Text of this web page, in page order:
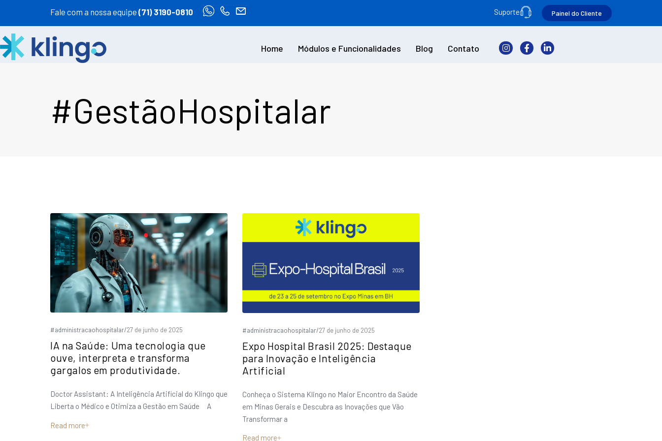
Fale com a nossa equipe (71) 3190-0810 Painel do Cliente
Suporte
Home Módulos e Funcionalidades Blog Contato
#GestãoHospitalar
#administracaohospitalar/27 de junho de 2025
IA na Saúde: Uma tecnologia que
ouve, interpreta e transforma
gargalos em produtividade.
Doctor Assistant: A Inteligência Artificial do Klingo que
Liberta o Médico e Otimiza a Gestão em Saúde A
Read more
#administracaohospitalar/27 de junho de 2025
Expo Hospital Brasil 2025: Destaque
para Inovação e Inteligência
Artificial
Conheça o Sistema Klingo no Maior Encontro da Saúde
em Minas Gerais e Descubra as Inovações que Vão
Transformar a
Read more